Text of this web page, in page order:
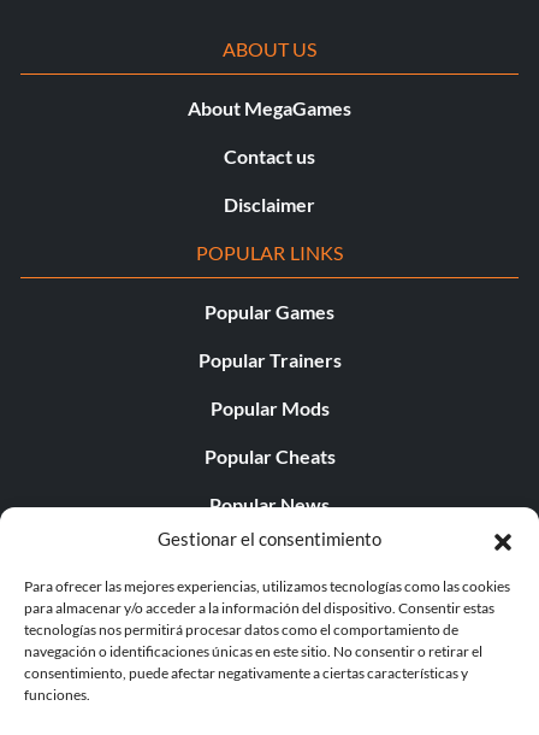
Gestionar el consentimiento
Para ofrecer las mejores experiencias, utilizamos tecnologías como las cookies
para almacenar y/o acceder a la información del dispositivo. Consentir estas
tecnologías nos permitirá procesar datos como el comportamiento de
navegación o identificaciones únicas en este sitio. No consentir o retirar el
consentimiento, puede afectar negativamente a ciertas características y
funciones.
ABOUT US
About MegaGames
Contact us
Disclaimer
POPULAR LINKS
Popular Games
Popular Trainers
Popular Mods
Popular Cheats
Popular News
Popular Editorials
Popular Free Games
LATEST UPDATES